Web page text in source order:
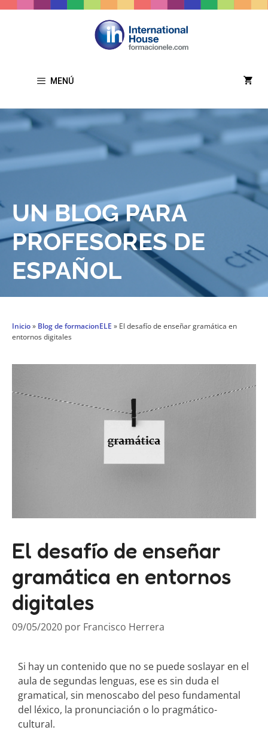
MENÚ
UN BLOG PARA
PROFESORES DE
ESPAÑOL
Inicio» Blog de formacionELE » El desafío de enseñar gramática en
entornos digitales
El desafío de enseñar
gramática en entornos
digitales
09/05/2020 por Francisco Herrera
Si hay un contenido que no se puede soslayar en el
aula de segundas lenguas, ese es sin duda el
gramatical, sin menoscabo del peso fundamental
del léxico, la pronunciación o lo pragmático-
cultural.